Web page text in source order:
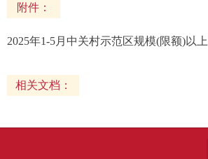
附件：
2025年1-5月中关村示范区规模(限额)以
相关文档：